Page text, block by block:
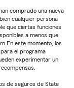
comprado una nueva
cualquier persona
que ciertas funciones
a menos que
este momento, los
para el programa
experimentar un
de seguros de State